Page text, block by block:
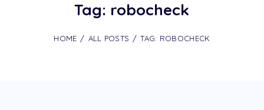
Tag: robocheck
HOME ALL POSTS TAG: ROBOCHECK